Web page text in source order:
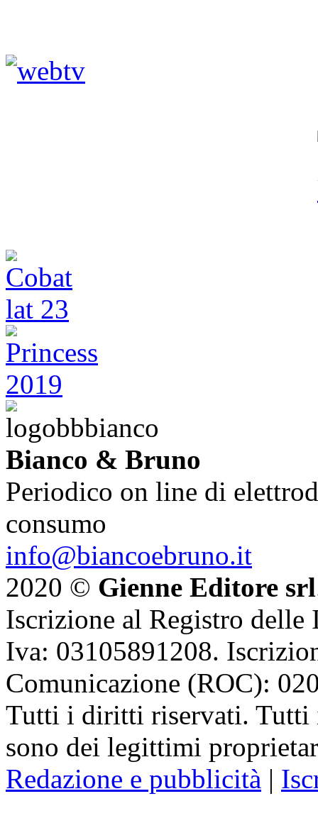
Bianco & Bruno
Periodico on line di
consumo
info@biancoebruno.it
2020 © Gienne Editore srl
Iscrizione al Registro delle
Iva: 03105891208.
Comunicazione (ROC):
Tutti i diritti riservati. Tutti
sono dei legittimi
Redazione e pubblicità |